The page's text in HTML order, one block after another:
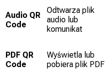
Audio QR
Code
Odtwarza plik
audio lub
komunikat
PDF QR
Code
Wyświetla lub
pobiera plik PDF